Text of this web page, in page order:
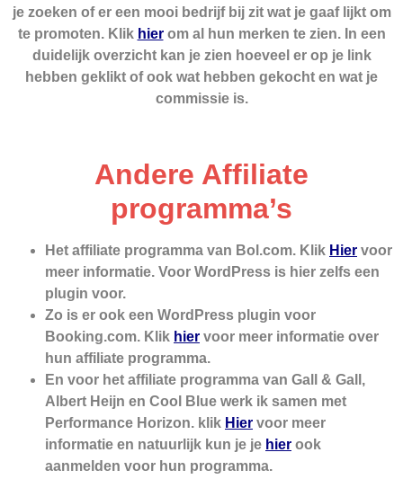
je zoeken of er een mooi bedrijf bij zit wat je gaaf lijkt om
te promoten. Klik hierom al hun merken te zien. In een
duidelijk overzicht kan je zien hoeveel er op je link
hebben geklikt of ook wat hebben gekocht en wat je
commissie is.
Andere Affiliate
programma’s
Het affiliate programma van Bol.com. Klik Hier voor
meer informatie. Voor WordPress is hier zelfs een
plugin voor.
Zo is er ook een WordPress plugin voor
Booking.com. Klik hier voor meer informatie over
hun affiliate programma.
En voor het affiliate programma van Gall & Gall,
Albert Heijn en Cool Blue werk ik samen met
Performance Horizon. klik Hier voor meer
informatie en natuurlijk kun je je hier ook
aanmelden voor hun programma.